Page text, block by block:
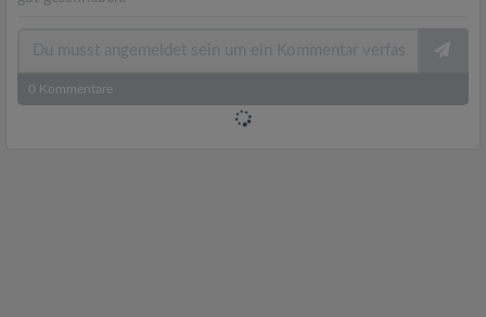
0 Kommentare